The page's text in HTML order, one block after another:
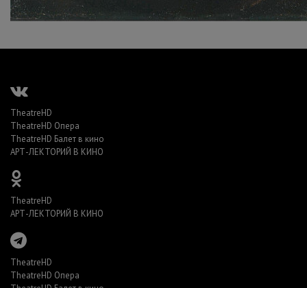
TheatreHD
TheatreHD Опера
TheatreHD Балет в кино
АРТ-ЛЕКТОРИЙ В КИНО
TheatreHD
АРТ-ЛЕКТОРИЙ В КИНО
TheatreHD
TheatreHD Опера